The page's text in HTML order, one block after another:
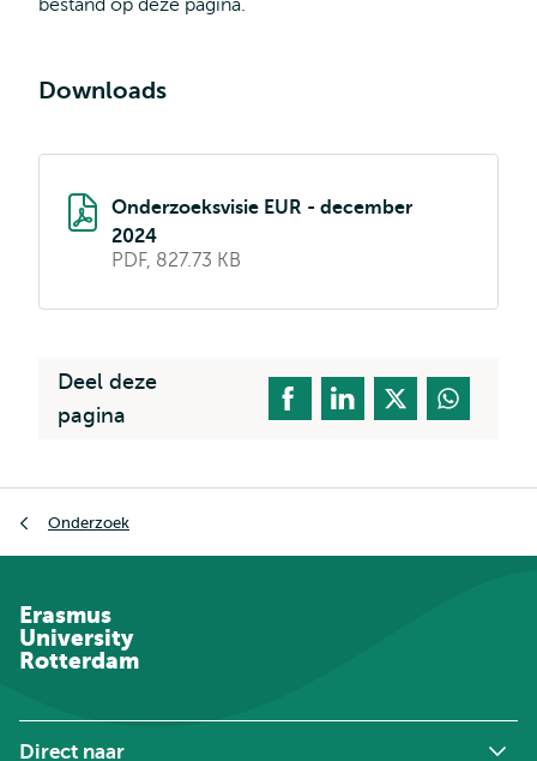
Downloads
Onderzoeksvisie EUR - december
2024
PDF, 827.73 KB
Deel deze
pagina
Onderzoek
Erasmus
University
Rotterdam
Direct naar